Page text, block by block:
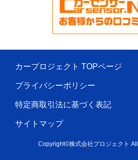
カープロジェクト TOPページ
プライバシーポリシー
特定商取引法に基づく表記
サイトマップ
Copyright©株式会社プロジェクト